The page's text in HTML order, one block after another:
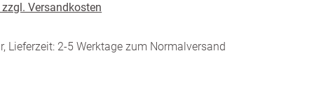
Versandkosten
Lieferzeit: 2-5 Werktage zum Normalversand